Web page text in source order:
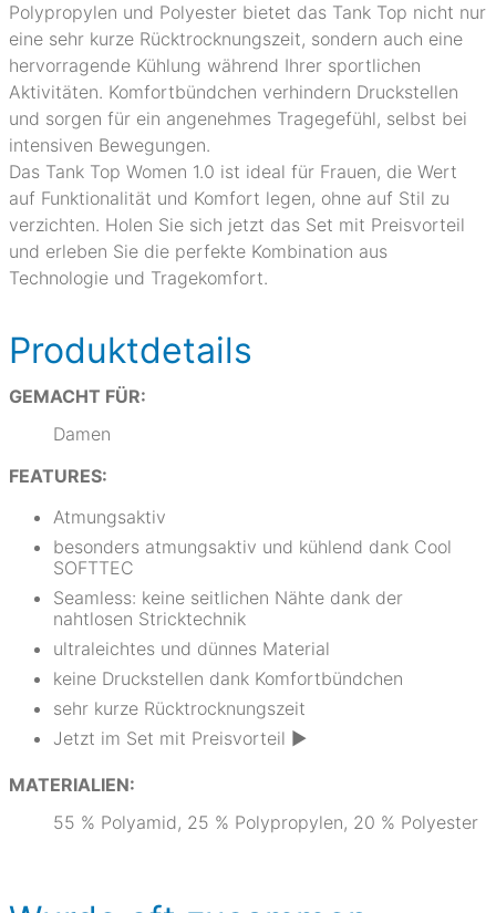
Polypropylen und Polyester bietet das Tank Top nicht nur
eine sehr kurze Rücktrocknungszeit, sondern auch eine
hervorragende Kühlung während Ihrer sportlichen
Aktivitäten. Komfortbündchen verhindern Druckstellen
und sorgen für ein angenehmes Tragegefühl, selbst bei
intensiven Bewegungen.
Das Tank Top Women 1.0 ist ideal für Frauen, die Wert
auf Funktionalität und Komfort legen, ohne auf Stil zu
verzichten. Holen Sie sich jetzt das Set mit Preisvorteil
und erleben Sie die perfekte Kombination aus
Technologie und Tragekomfort.
Produktdetails
GEMACHT FÜR:
Damen
FEATURES:
Atmungsaktiv
besonders atmungsaktiv und kühlend dank Cool
SOFTTEC
Seamless: keine seitlichen Nähte dank der
nahtlosen Stricktechnik
ultraleichtes und dünnes Material
keine Druckstellen dank Komfortbündchen
sehr kurze Rücktrocknungszeit
Jetzt im Set mit Preisvorteil ▶
MATERIALIEN:
55 % Polyamid, 25 % Polypropylen, 20 % Polyester